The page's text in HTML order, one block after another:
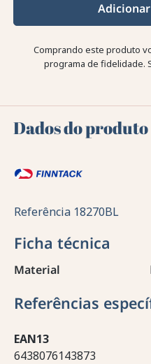
Comprando este produto
programa de fidelidade.
Dados do produto
Referência 18270BL
Ficha técnica
Material
Referências
EAN13
6438076143873